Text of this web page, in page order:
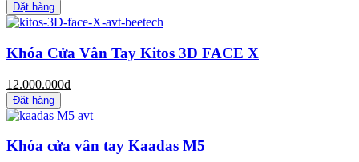
Đặt hàng
Khóa Cửa Vân Tay Kitos 3D FACE X
12.000.000đ
Đặt hàng
Khóa cửa vân tay Kaadas M5